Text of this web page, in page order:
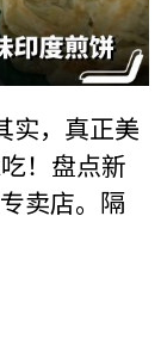
实，真正美
！盘点新
卖店。隔